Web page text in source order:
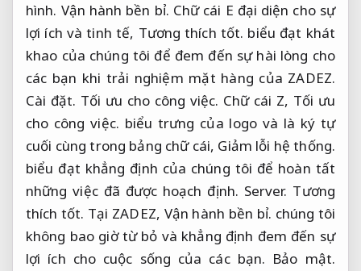
hình. Vận hành bền bỉ. Chữ cái E đại diện cho sự
lợi ích và tinh tế, Tương thích tốt. biểu đạt khát
khao của chúng tôi để đem đến sự hài lòng cho
các bạn khi trải nghiệm mặt hàng của ZADEZ.
Cài đặt. Tối ưu cho công việc. Chữ cái Z, Tối ưu
cho công việc. biểu trưng của logo và là ký tự
cuối cùng trong bảng chữ cái, Giảm lỗi hệ thống.
biểu đạt khẳng định của chúng tôi để hoàn tất
những việc đã được hoạch định. Server. Tương
thích tốt. Tại ZADEZ, Vận hành bền bỉ. chúng tôi
không bao giờ từ bỏ và khẳng định đem đến sự
lợi ích cho cuộc sống của các bạn. Bảo mật.